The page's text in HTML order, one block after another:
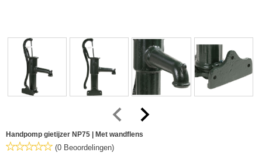
Handpomp gietijzer NP75 | Met wandflens
(0 Beoordelingen)